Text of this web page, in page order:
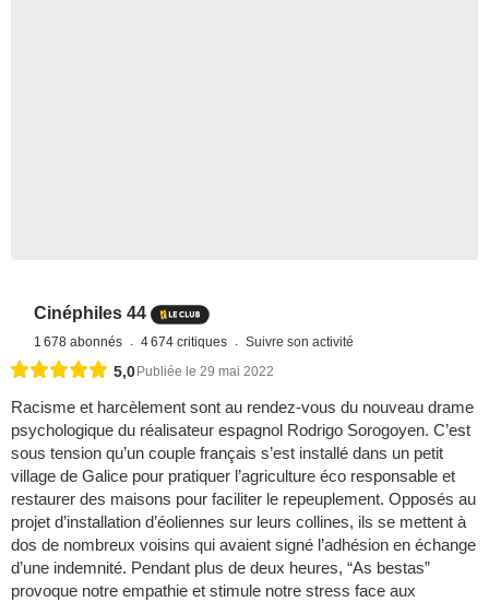
Cinéphiles 44
1 678 abonnés 4 674 critiques Suivre son activité
5,0 Publiée le 29 mai 2022
Racisme et harcèlement sont au rendez-vous du nouveau drame
psychologique du réalisateur espagnol Rodrigo Sorogoyen. C’est
sous tension qu’un couple français s’est installé dans un petit
village de Galice pour pratiquer l’agriculture éco responsable et
restaurer des maisons pour faciliter le repeuplement. Opposés au
projet d’installation d’éoliennes sur leurs collines, ils se mettent à
dos de nombreux voisins qui avaient signé l’adhésion en échange
d’une indemnité. Pendant plus de deux heures, “As bestas”
provoque notre empathie et stimule notre stress face aux